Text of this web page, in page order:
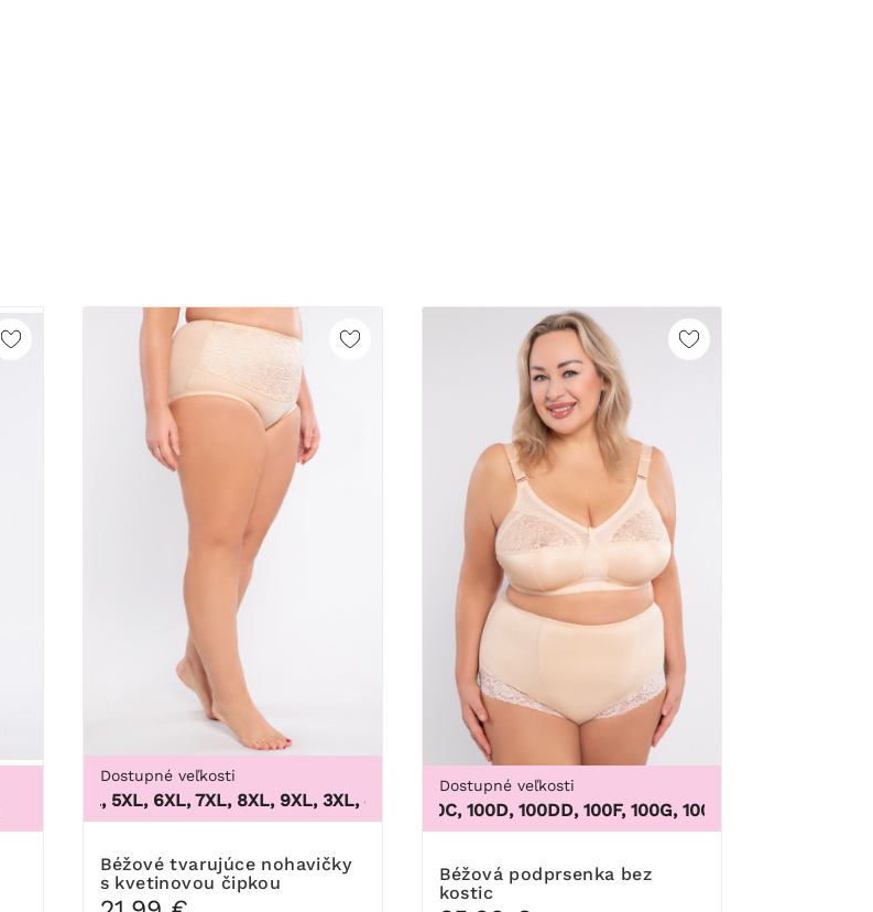
Dostupné veľkosti
3XL, 4XL, 5XL, 6XL, 7XL, 8XL, 9XL,3XL, 4XL, 5XL, 6XL, 7XL, 8XL, 9XL
Béžové tvarujúce nohavičky
s kvetinovou čipkou
Dostupné veľkosti
100B, 100C, 100D, 100DD, 100F, 100G, 100H, 100I, 100J, 100K,
Béžová podprsenka bez
kostic